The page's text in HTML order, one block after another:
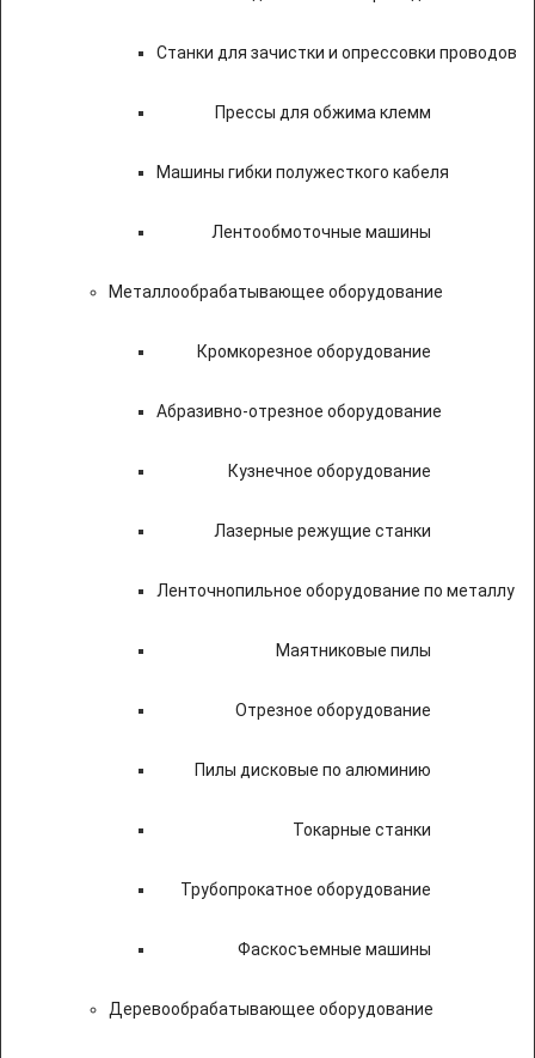
Станки для зачистки и опрессовки проводов
Прессы для обжима клемм
Машины гибки полужесткого кабеля
Лентообмоточные машины
Металлообрабатывающее оборудование
Кромкорезное оборудование
Абразивно-отрезное оборудование
Кузнечное оборудование
Лазерные режущие станки
Ленточнопильное оборудование по металлу
Маятниковые пилы
Отрезное оборудование
Пилы дисковые по алюминию
Токарные станки
Трубопрокатное оборудование
Фаскосъемные машины
Деревообрабатывающее оборудование